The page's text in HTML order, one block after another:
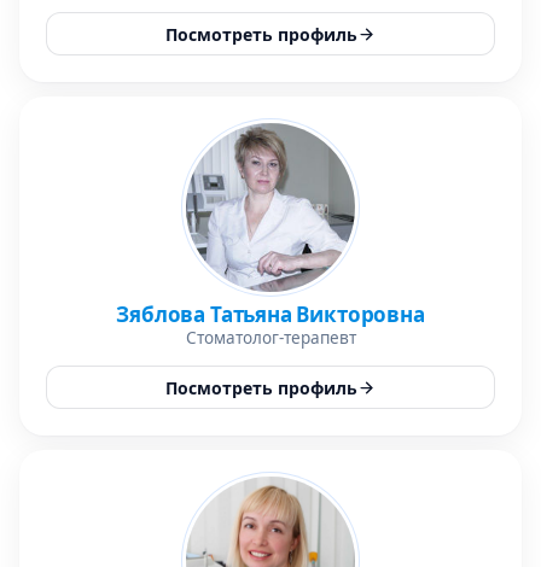
Посмотреть профиль
Зяблова Татьяна Викторовна
Стоматолог-терапевт
Посмотреть профиль